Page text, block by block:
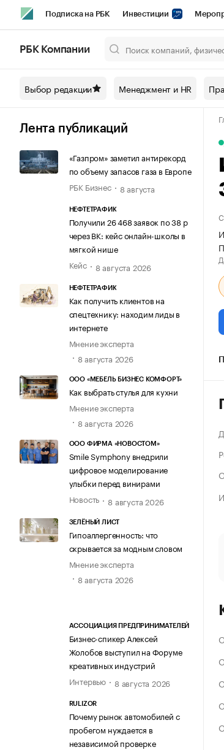
Подписка на РБК Инвестиции
Спецпроекты СПб Конференции СПб
Технологии и медиа Рынок
РБК Компании
Выбор редакции Менеджмент и HR
Лента публикаций
«Газпром» заметил антирекорд
по объему запасов газа в Европе
РБК Бизнес
8 августа
НЕФТЕТРАФИК
Получили 26 468 заявок по 38 р
через ВК: кейс онлайн-школы в
мягкой нише
Кейс
8 августа 2026
НЕФТЕТРАФИК
Как получить клиентов на
спецтехнику: находим лиды в
интернете
Мнение эксперта
8 августа 2026
ООО «МЕБЕЛЬ БИЗНЕС КОМФОРТ»
Как выбрать стулья для кухни
Мнение эксперта
8 августа 2026
ООО ФИРМА «НОВОСТОМ»
Smile Symphony внедрили
цифровое моделирование
улыбки перед винирами
Новость
8 августа 2026
ЗЕЛЁНЫЙ ЛИСТ
Гипоаллергенность: что
скрывается за модным словом
Мнение эксперта
8 августа 2026
АССОЦИАЦИЯ ПРЕДПРИНИМАТЕЛЕЙ
Бизнес-спикер Алексей
Жолобов выступил на Форуме
креативных индустрий
Интервью
8 августа 2026
RULIZOR
Почему рынок автомобилей с
пробегом нуждается в
независимой проверке